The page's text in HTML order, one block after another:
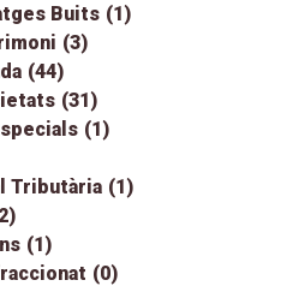
Buits (1)
(3)
(44)
(31)
(1)
Tributària (1)
(1)
(0)